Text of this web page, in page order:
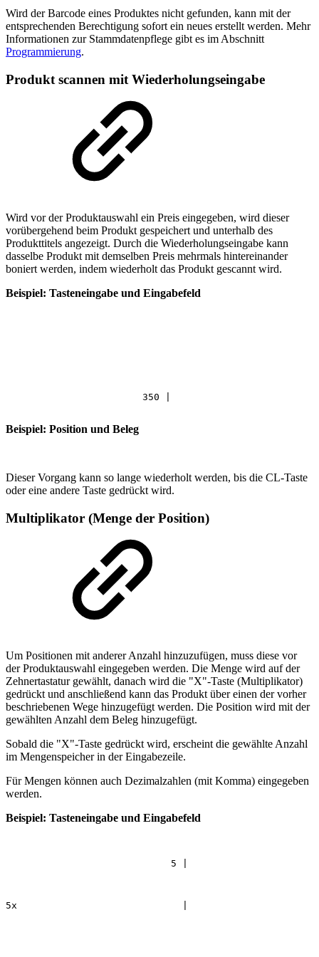
Wird der Barcode eines Produktes nicht gefunden, kann mit der
entsprechenden Berechtigung sofort ein neues erstellt werden. Mehr
Informationen zur Stammdatenpflege gibt es im Abschnitt
Programmierung.
Produkt scannen mit Wiederholungseingabe
Wird vor der Produktauswahl ein Preis eingegeben, wird dieser
vorübergehend beim Produkt gespeichert und unterhalb des
Produkttitels angezeigt. Durch die Wiederholungseingabe kann
dasselbe Produkt mit demselben Preis mehrmals hintereinander
boniert werden, indem wiederholt das Produkt gescannt wird.
Beispiel: Tasteneingabe und Eingabefeld
350
Beispiel: Position und Beleg
Dieser Vorgang kann so lange wiederholt werden, bis die CL-Taste
oder eine andere Taste gedrückt wird.
Multiplikator (Menge der Position)
Um Positionen mit anderer Anzahl hinzuzufügen, muss diese vor
der Produktauswahl eingegeben werden. Die Menge wird auf der
Zehnertastatur gewählt, danach wird die "X"-Taste (Multiplikator)
gedrückt und anschließend kann das Produkt über einen der vorher
beschriebenen Wege hinzugefügt werden. Die Position wird mit der
gewählten Anzahl dem Beleg hinzugefügt.
Sobald die "X"-Taste gedrückt wird, erscheint die gewählte Anzahl
im Mengenspeicher in der Eingabezeile.
Für Mengen können auch Dezimalzahlen (mit Komma) eingegeben
werden.
Beispiel: Tasteneingabe und Eingabefeld
5
5x